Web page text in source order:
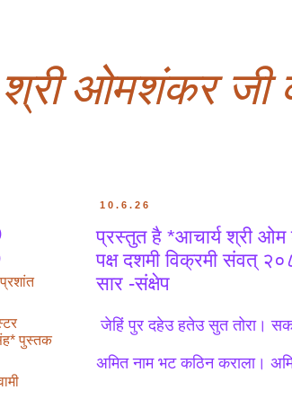
ओमशंकर जी
10.6.26
प्रस्तुत है *आचार्य श्री
पक्ष दशमी विक्रमी संवत्
सार -संक्षेप
जेहिं पुर दहेउ हतेउ सुत तोरा।
अमित नाम भट कठिन कराला।
पुस्तक